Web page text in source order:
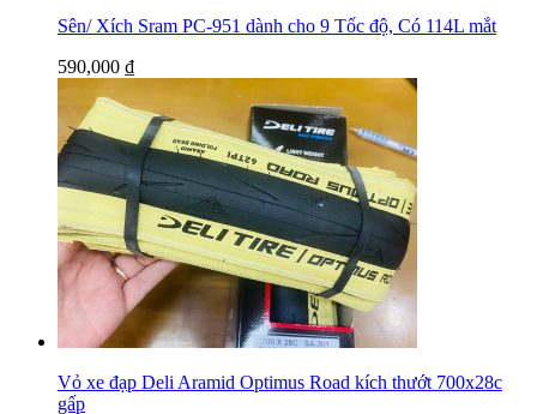
Sên/ Xích Sram PC-951 dành cho 9 Tốc độ, Có 114L mắt
590,000 ₫
Vỏ xe đạp Deli Aramid Optimus Road kích thướt 700x28c
gấp